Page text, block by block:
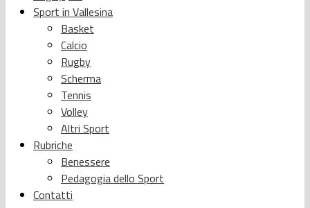
Sport in Vallesina
Basket
Calcio
Rugby
Scherma
Tennis
Volley
Altri Sport
Rubriche
Benessere
Pedagogia dello Sport
Contatti